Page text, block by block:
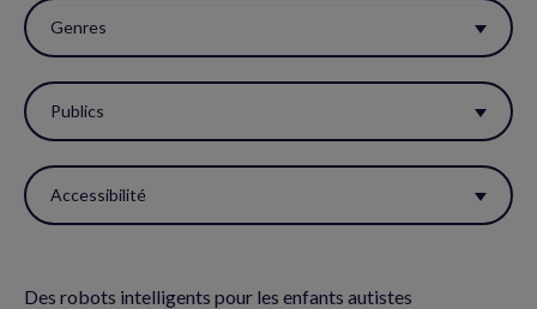
page.
Genres
Publics
Accessibilité
Des robots intelligents pour les enfants autistes